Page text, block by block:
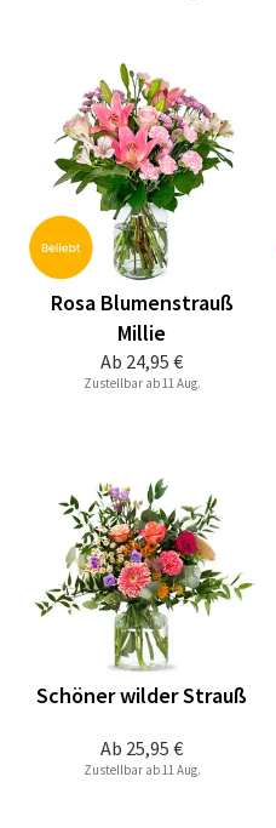
Ab 24,95 €
Rosa Blumenstrauß
Millie
Zustellbar ab 11 Aug.
Ab 25,95 €
Schöner wilder Strauß
Zustellbar ab 11 Aug.